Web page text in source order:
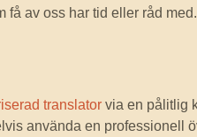
få av oss har tid eller råd med.
translator via en pålitlig
använda en professionell